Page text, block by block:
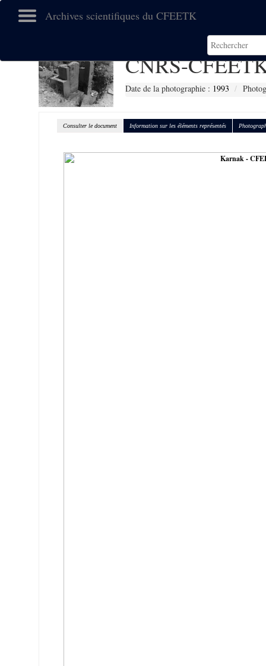
Archives scientifiques du CFEETK
CNRS-
Date de la photographie : 1993
Consulter le document Information sur les éléments représentés